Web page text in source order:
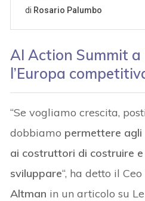
AI Action Summit
l’Europa
“Se vogliamo crescita,
dobbiamo permettere
ai costruttori di costruire
sviluppare“, ha detto il
Altman in un articolo su